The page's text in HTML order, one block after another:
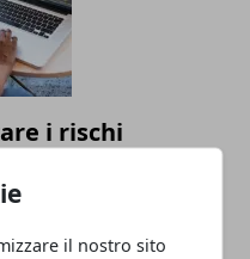
il nostro sito
i rischi